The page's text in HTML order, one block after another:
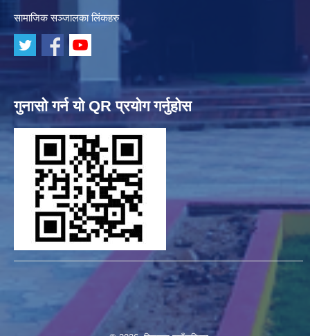
सामाजिक सञ्जालका लिंकहरु
गुनासो गर्न यो QR प्रयोग गर्नुहोस